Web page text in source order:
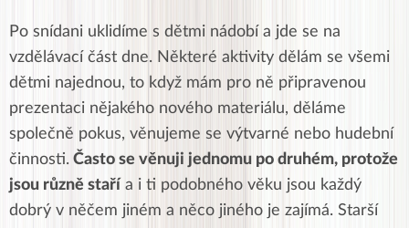
Po snídani uklidíme s dětmi nádobí a jde se na
vzdělávací část dne. Některé aktivity dělám se všemi
dětmi najednou, to když mám pro ně připravenou
prezentaci nějakého nového materiálu, děláme
společně pokus, věnujeme se výtvarné nebo hudební
činnosti. Často se věnuji jednomu po druhém, protože
jsou různě staří a i ti podobného věku jsou každý
dobrý v něčem jiném a něco jiného je zajímá. Starší